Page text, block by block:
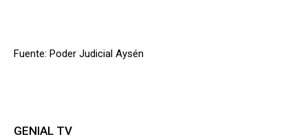
Fuente: Poder Judicial Aysén
GENIAL TV